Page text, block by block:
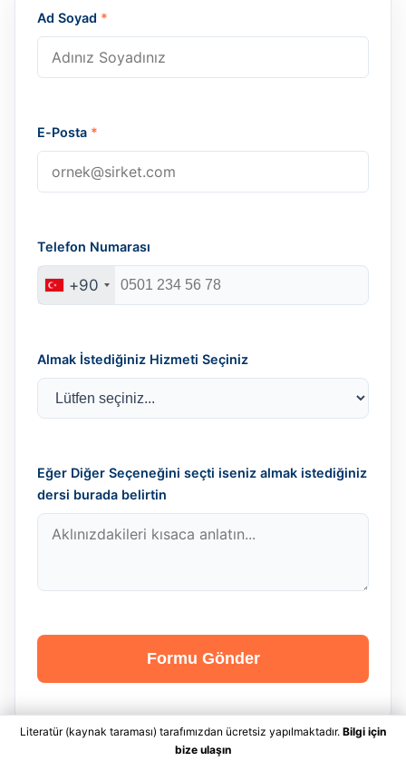
Ad Soyad *
E-Posta *
Telefon Numarası
+90
Almak İstediğiniz Hizmeti Seçiniz
Eğer Diğer Seçeneğini seçti iseniz almak istediğiniz
dersi burada belirtin
Formu Gönder
Literatür (kaynak taraması) tarafımızdan ücretsiz yapılmaktadır. Bilgi için
bize ulaşın